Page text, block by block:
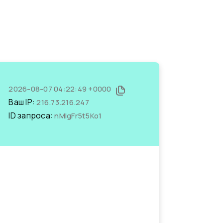
2026-08-07 04:22:49 +0000
Ваш IP:216.73.216.247
ID запроса:nMIgFr5t5Ko1